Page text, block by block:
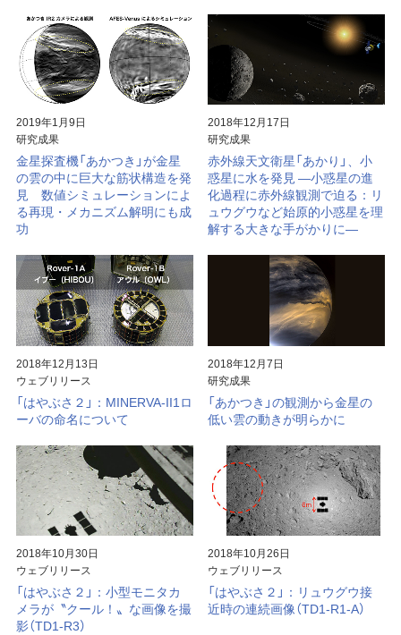
2019年1月9日
研究成果
金星探査機「あかつき」が金星
の雲の中に巨大な筋状構造を発
見 数値シミュレーションによ
る再現・メカニズム解明にも成
功
2018年12月17日
研究成果
赤外線天文衛星「あかり」、小
惑星に水を発見 ―小惑星の進
化過程に赤外線観測で迫る：リ
ュウグウなど始原的小惑星を理
解する大きな手がかりに―
2018年12月13日
ウェブリリース
「はやぶさ２」：MINERVA-II1ロ
ーバの命名について
2018年12月7日
研究成果
「あかつき」の観測から金星の
低い雲の動きが明らかに
2018年10月30日
ウェブリリース
「はやぶさ２」：小型モニタカ
メラが〝クール！〟な画像を撮
影（TD1-R3）
2018年10月26日
ウェブリリース
「はやぶさ２」：リュウグウ接
近時の連続画像（TD1-R1-A）